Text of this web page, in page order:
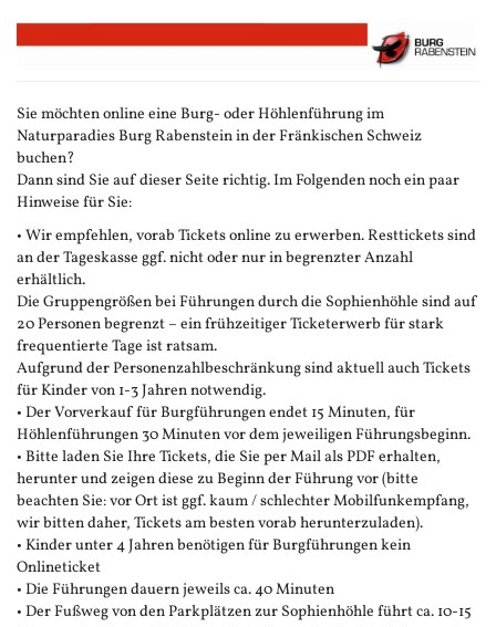
Zum
Haupt-
Sie möchten online eine Burg- oder Höhlenführung im
Naturparadies Burg Rabenstein in der Fränkischen Schweiz
buchen?
Dann sind Sie auf dieser Seite richtig. Im Folgenden noch ein paar
Hinweise für Sie:
• Wir empfehlen, vorab Tickets online zu erwerben. Resttickets sind
an der Tageskasse ggf. nicht oder nur in begrenzter Anzahl
erhältlich.
Die Gruppengrößen bei Führungen durch die Sophienhöhle sind auf
20 Personen begrenzt – ein frühzeitiger Ticketerwerb für stark
frequentierte Tage ist ratsam.
Aufgrund der Personenzahlbeschränkung sind aktuell auch Tickets
für Kinder von 1-3 Jahren notwendig.
• Der Vorverkauf für Burgführungen endet 15 Minuten, für
Höhlenführungen 30 Minuten vor dem jeweiligen Führungsbeginn.
• Bitte laden Sie Ihre Tickets, die Sie per Mail als PDF erhalten,
herunter und zeigen diese zu Beginn der Führung vor (bitte
beachten Sie: vor Ort ist ggf. kaum / schlechter Mobilfunkempfang,
wir bitten daher, Tickets am besten vorab herunterzuladen).
• Kinder unter 4 Jahren benötigen für Burgführungen kein
Onlineticket
• Die Führungen dauern jeweils ca. 40 Minuten
• Der Fußweg von den Parkplätzen zur Sophienhöhle führt ca. 10-15